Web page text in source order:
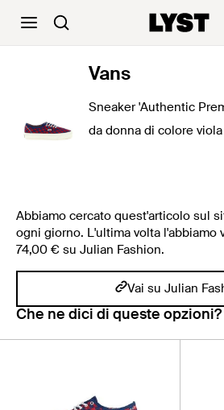
Vans
Sneaker 'Authentic
da donna di colore viola
Abbiamo cercato quest'articolo sul
ogni giorno. L'ultima volta l'abbiamo
74,00 € su Julian Fashion.
Vai su Julian
Che ne dici di queste opzioni?